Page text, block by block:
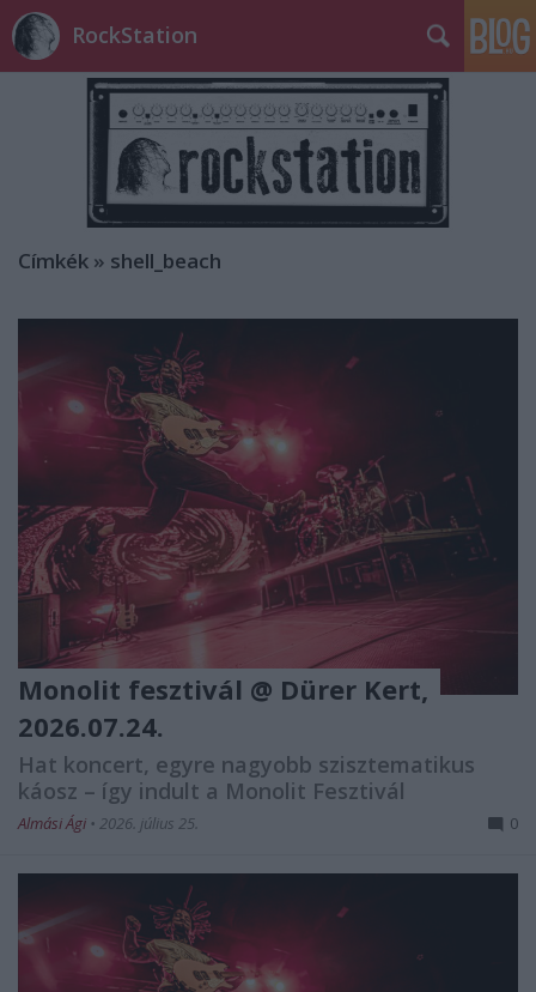
RockStation
Címkék » shell_beach
Monolit fesztivál @ Dürer Kert,
2026.07.24.
Hat koncert, egyre nagyobb szisztematikus
káosz – így indult a Monolit Fesztivál
Almási Ági • 2026. július 25. 0